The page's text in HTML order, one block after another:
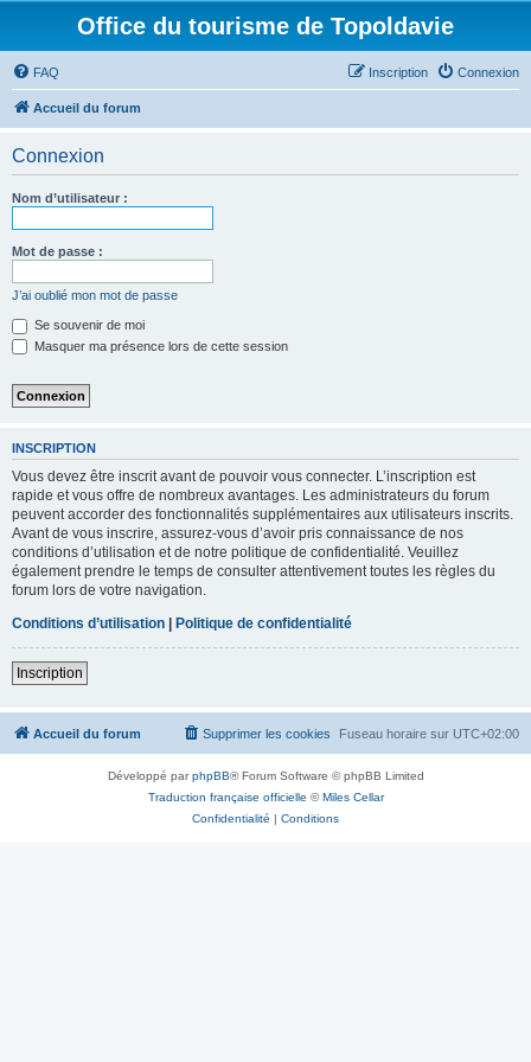
Office du tourisme de Topoldavie
FAQ Connexion
Inscription
Accueil du forum
Connexion
Nom d’utilisateur :
Mot de passe :
J’ai oublié mon mot de passe
Se souvenir de moi
Masquer ma présence lors de cette session
INSCRIPTION
Vous devez être inscrit avant de pouvoir vous connecter. L’inscription est
rapide et vous offre de nombreux avantages. Les administrateurs du forum
peuvent accorder des fonctionnalités supplémentaires aux utilisateurs inscrits.
Avant de vous inscrire, assurez-vous d’avoir pris connaissance de nos
conditions d’utilisation et de notre politique de confidentialité. Veuillez
également prendre le temps de consulter attentivement toutes les règles du
forum lors de votre navigation.
Conditions d’utilisation | Politique de confidentialité
Inscription
Accueil du forum Fuseau horaire sur UTC+02:00
Supprimer les cookies
Développé parphpBB® Forum Software © phpBB Limited
Traduction française officielle ©Miles Cellar
Confidentialité | Conditions